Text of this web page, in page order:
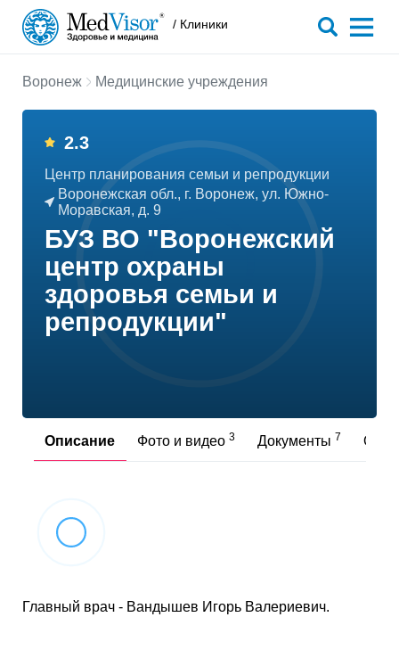
/ Клиники
Воронеж Медицинские учреждения
2.3
Центр планирования семьи и репродукции
Воронежская обл., г. Воронеж, ул. Южно-
Моравская, д. 9
БУЗ ВО "Воронежский
центр охраны
здоровья семьи и
репродукции"
Описание Фото и видео 3 Документы 7
Главный врач - Вандышев Игорь Валериевич.